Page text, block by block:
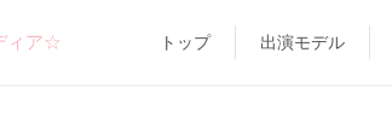
ィア☆ トップ 出演モデル